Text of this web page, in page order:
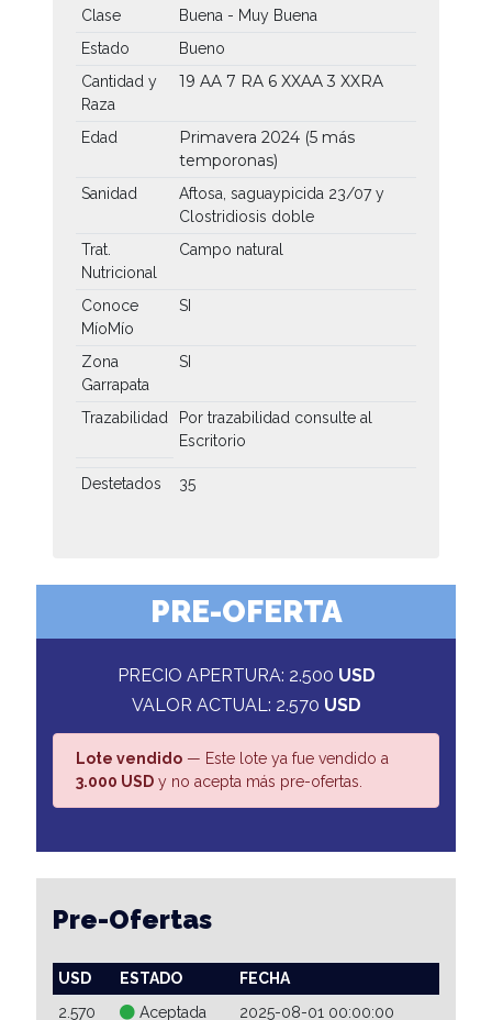
Clase
Buena - Muy Buena
Estado
Bueno
Cantidad y
Raza
19 AA 7 RA 6 XXAA3 XXRA
Edad
Primavera 2024 (5 más
temporonas)
Sanidad
Aftosa, saguaypicida 23/07 y
Clostridiosis doble
Trat.
Nutricional
Campo natural
Conoce
MíoMío
SI
Zona
Garrapata
SI
Trazabilidad
Por trazabilidad consulte al
Escritorio
Destetados 35
PRE-OFERTA
PRECIO APERTURA: 2.500 USD
VALOR ACTUAL: 2.570 USD
Lote vendido — Este lote ya fue vendido a
3.000 USD y no acepta más pre-ofertas.
Pre-Ofertas
USD ESTADO
FECHA
2.570
Aceptada
2025-08-01 00:00:00